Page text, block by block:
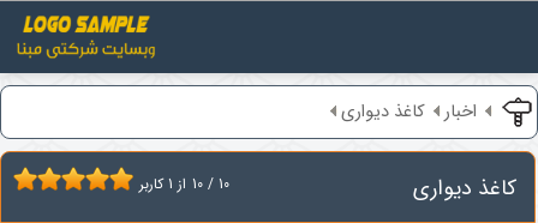
اخبار کاغذ دیواری
کاغذ دیواری 10 / 10 از 1 کاربر